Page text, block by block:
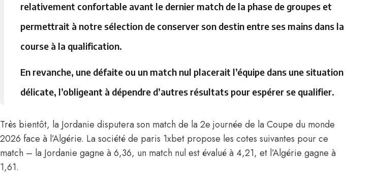
relativement confortable avant le dernier match de la phase de groupes et
permettrait à notre sélection de conserver son destin entre ses mains dans la
course à la qualification.
En revanche, une défaite ou un match nul placerait l’équipe dans une situation
délicate, l’obligeant à dépendre d’autres résultats pour espérer se qualifier.
Très bientôt, la Jordanie disputera son match de la 2e journée de la Coupe du monde
2026 face à l’Algérie. La société de paris 1xbet propose les cotes suivantes pour ce
match – la Jordanie gagne à 6,36, un match nul est évalué à 4,21, et l’Algérie gagne à
1,61.